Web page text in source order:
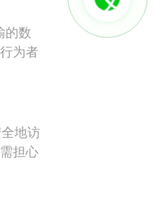
的数
为者
地访
担心